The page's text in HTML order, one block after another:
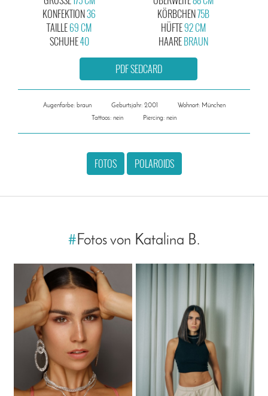
KONFEKTION36
KÖRBCHEN75B
TAILLE69 CM
SCHUHE40
HÜFTE92 CM
HAAREBRAUN
PDF SEDCARD
Augenfarbe: braun Geburtsjahr: 2001
Wohnort: München
Tattoos: nein
Piercing: nein
FOTOS POLAROIDS
#Fotos von Katalina B.